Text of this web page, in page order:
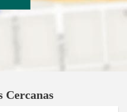
Cercanas